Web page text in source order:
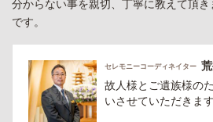
分からない事を親切、丁寧に教えて頂
です。
セレモニーコーディネイター
故人様とご遺族様の
いさせていただきます